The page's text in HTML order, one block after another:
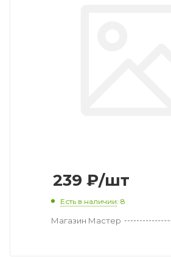
239 ₽/шт
Есть в наличии: 8
Магазин Мастер